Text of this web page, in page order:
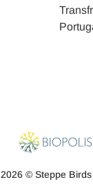
2026 © Steppe